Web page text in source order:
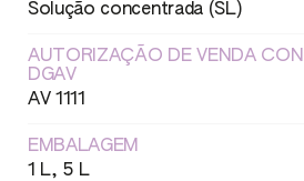
Solução concentrada (SL)
AUTORIZAÇÃO DE VENDA
DGAV
AV 1111
EMBALAGEM
1 L, 5 L